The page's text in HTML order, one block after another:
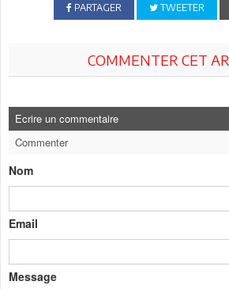
PARTAGER TWEETER
COMMENTER CET
Ecrire un commentaire
Commenter
Nom
Email
Message